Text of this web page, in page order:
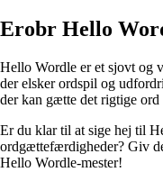
Erobr Hello
Hello Wordle er et sjovt og
der elsker ordspil og
der kan gætte det rigtige
Er du klar til at sige hej til
ordgættefærdigheder? Giv
Hello Wordle-mester!